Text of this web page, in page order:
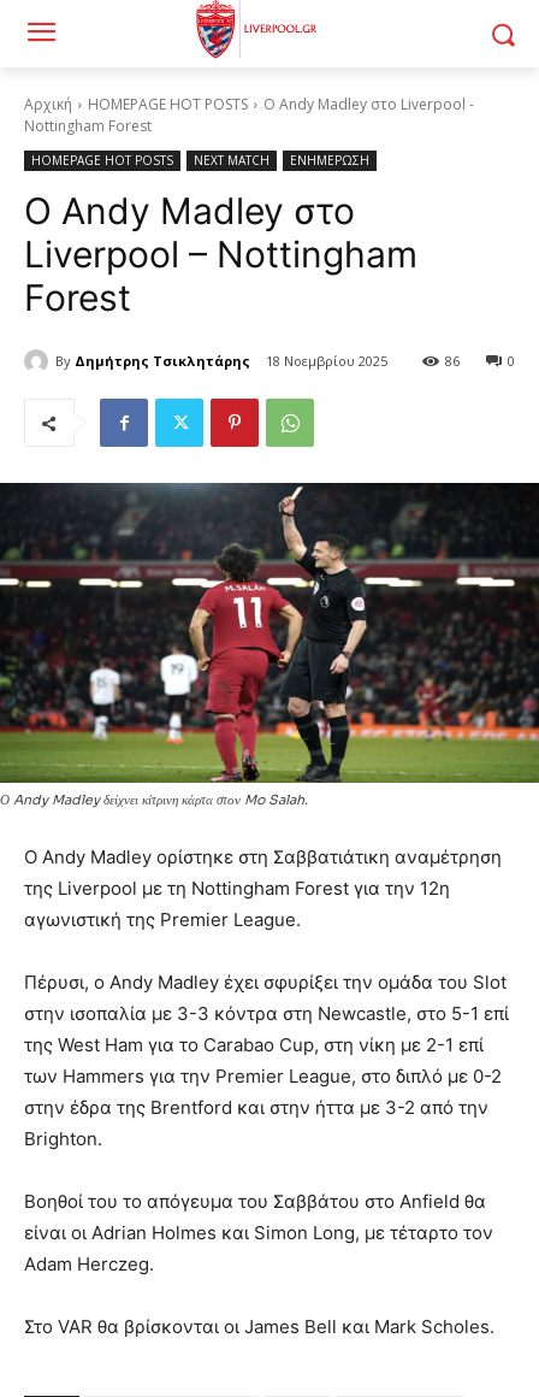
Αρχική HOMEPAGE HOT POSTS
Ο Andy Madley στο Liverpool -
Nottingham Forest
HOMEPAGE HOT POSTS NEXT MATCH ΕΝΗΜΕΡΩΣΗ
Ο Andy Madley στο
Liverpool – Nottingham
Forest
By Δημήτρης Τσικλητάρης 18 Νοεμβρίου 2025 0
86
Ο Andy Madley δείχνει κίτρινη κάρτα στον Mo Salah.
Ο Andy Madley ορίστηκε στη Σαββατιάτικη αναμέτρηση
της Liverpool με τη Nottingham Forest για την 12η
αγωνιστική της Premier League.
Πέρυσι, ο Andy Madley έχει σφυρίξει την ομάδα του Slot
στην ισοπαλία με 3-3 κόντρα στη Newcastle, στο 5-1 επί
της West Ham για το Carabao Cup, στη νίκη με 2-1 επί
των Hammers για την Premier League, στο διπλό με 0-2
στην έδρα της Brentford και στην ήττα με 3-2 από την
Brighton.
Βοηθοί του το απόγευμα του Σαββάτου στο Anfield θα
είναι οι Adrian Holmes και Simon Long, με τέταρτο τον
Adam Herczeg.
Στο VAR θα βρίσκονται οι James Bell και Mark Scholes.